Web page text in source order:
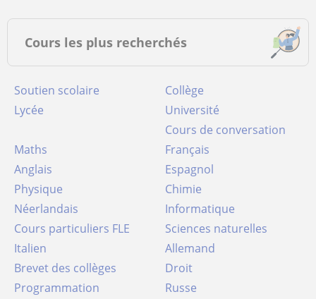
Cours les plus recherchés
Soutien scolaire
Collège
Lycée
Université
Cours de conversation
Maths
Français
Anglais
Espagnol
Physique
Chimie
Néerlandais
Informatique
Cours particuliers FLE
Sciences naturelles
Italien
Allemand
Brevet des collèges
Droit
Programmation
Russe